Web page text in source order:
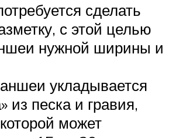
сделать
с этой целью
нужной ширины и
укладывается
из песка и гравия,
может